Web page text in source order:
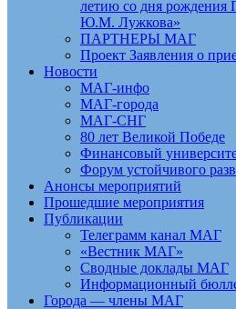
летию со дня рождения
Ю.М. Лужкова»
ПАРТНЕРЫ МАГ
Проект Заявления о
Новости
МАГ-инфо
МАГ-города
МАГ-СНГ
80 лет Великой Победе
Финансовый
Форум устойчивого
Анонсы мероприятий
Прошедшие мероприятия
Публикации
Телеграмм канал МАГ
«Вестник МАГ»
Сводные доклады МАГ
Информационный
Города — члены МАГ